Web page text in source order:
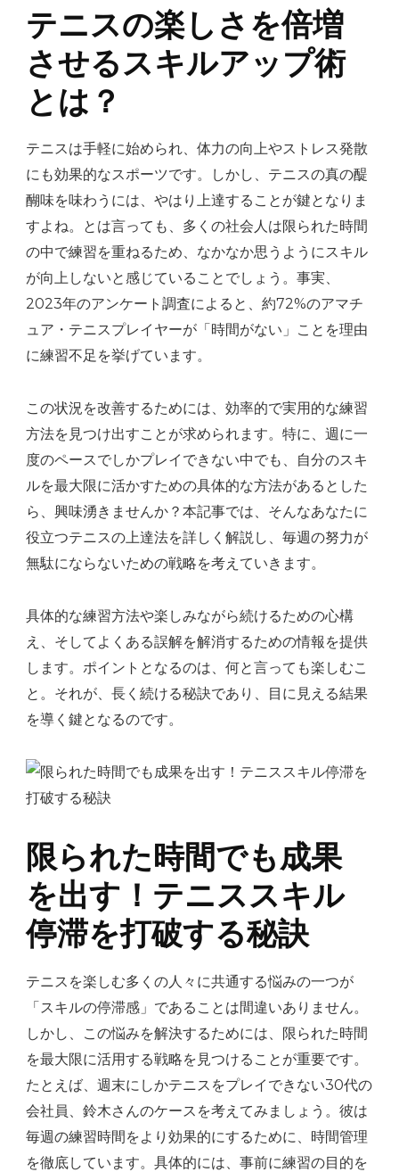
力
を
活
は？
テニスの楽しさを倍増
させるスキルアップ術
とは？
テニスは手軽に始められ、体力の向上やストレス発散
にも効果的なスポーツです。しかし、テニスの真の醍
醐味を味わうには、やはり上達することが鍵となりま
すよね。とは言っても、多くの社会人は限られた時間
の中で練習を重ねるため、なかなか思うようにスキル
が向上しないと感じていることでしょう。事実、
2023年のアンケート調査によると、約72%のアマチ
ュア・テニスプレイヤーが「時間がない」ことを理由
に練習不足を挙げています。
この状況を改善するためには、効率的で実用的な練習
方法を見つけ出すことが求められます。特に、週に一
度のペースでしかプレイできない中でも、自分のスキ
ルを最大限に活かすための具体的な方法があるとした
ら、興味湧きませんか？本記事では、そんなあなたに
役立つテニスの上達法を詳しく解説し、毎週の努力が
無駄にならないための戦略を考えていきます。
具体的な練習方法や楽しみながら続けるための心構
え、そしてよくある誤解を解消するための情報を提供
します。ポイントとなるのは、何と言っても楽しむこ
と。それが、長く続ける秘訣であり、目に見える結果
を導く鍵となるのです。
限られた時間でも成果
を出す！テニススキル
停滞を打破する秘訣
テニスを楽しむ多くの人々に共通する悩みの一つが
「スキルの停滞感」であることは間違いありません。
しかし、この悩みを解決するためには、限られた時間
を最大限に活用する戦略を見つけることが重要です。
たとえば、週末にしかテニスをプレイできない30代の
会社員、鈴木さんのケースを考えてみましょう。彼は
毎週の練習時間をより効果的にするために、時間管理
を徹底しています。具体的には、事前に練習の目的を